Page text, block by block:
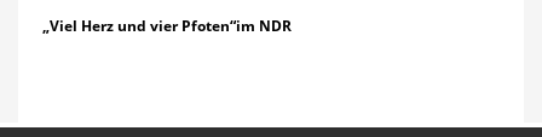
„Viel Herz und vier Pfoten“im NDR